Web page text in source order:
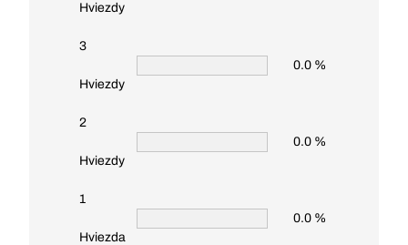
Hviezdy
3
Hviezdy
0.0 %
2
Hviezdy
0.0 %
1
Hviezda
0.0 %